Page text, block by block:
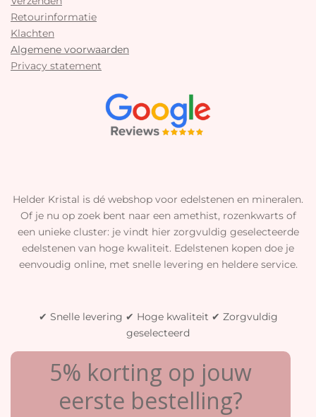
Retourinformatie
Klachten
Algemene voorwaarden
Privacy statement
Helder Kristal is dé webshop voor edelstenen en mineralen.
Of je nu op zoek bent naar een amethist, rozenkwarts of
een unieke cluster: je vindt hier zorgvuldig geselecteerde
edelstenen van hoge kwaliteit. Edelstenen kopen doe je
eenvoudig online, met snelle levering en heldere service.
✔ Snelle levering ✔ Hoge kwaliteit ✔ Zorgvuldig
geselecteerd
5% korting op jouw
eerste bestelling?